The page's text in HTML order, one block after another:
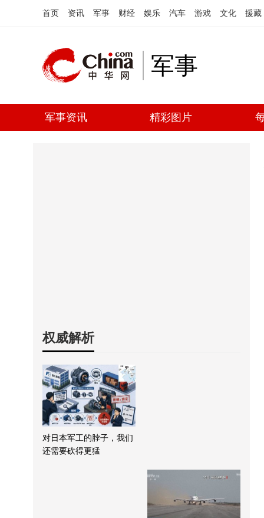
首页 资讯 军事 财经 娱乐 汽车 游戏 文化 援藏
军事
军事资讯 精彩图片
权威解析
对日本军工的脖子，我们
还需要砍得更猛